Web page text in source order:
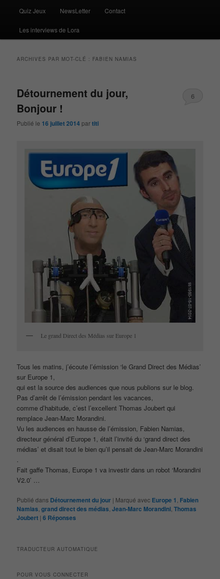
Quiz Jeux NewsLetter Contact
Les interviews de Lora
ARCHIVES PAR MOT-CLÉ : FABIEN NAMIAS
Détournement du jour,
Bonjour !
Publié le 16 juillet 2014 partiti
6
Le grand Direct des Médias sur Europe 1
Tous les matins, j’écoute l’émission ‘le Grand Direct des Médias’
sur Europe 1,
qui est la source des audiences que nous publions sur le blog.
Pas d’arrêt de l’émission pendant les vacances,
comme d’habitude, c’est l’excellent Thomas Joubert qui
remplace Jean-Marc Morandini.
Vu les audiences en hausse de l’émission, Fabien Namias,
directeur général d’Europe 1, était l’invité du ‘grand direct des
médias’ et disait tout le bien qu’il pensait de Jean-Marc Morandini
.
Fait gaffe Thomas, Europe 1 va investir dans un robot ‘Morandini
V2.0’ …
Publié dans Détournement du jour | Marqué avec Europe 1 Fabien
Namias ,grand direct des médias ,Jean-Marc Morandini ,Thomas
Joubert |6 Réponses
TRADUCTEUR AUTOMATIQUE
POUR VOUS CONNECTER